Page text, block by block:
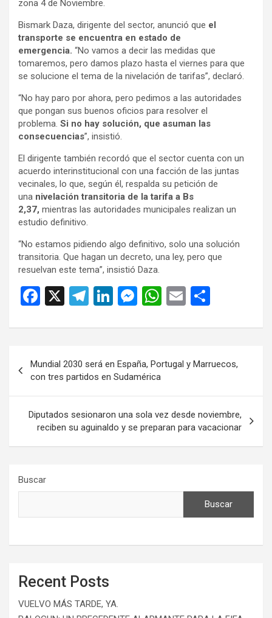
zona 4 de Noviembre.
Bismark Daza, dirigente del sector, anunció que el
transporte se encuentra en estado de
emergencia. “No vamos a decir las medidas que
tomaremos, pero damos plazo hasta el viernes para que
se solucione el tema de la nivelación de tarifas”, declaró.
“No hay paro por ahora, pero pedimos a las autoridades
que pongan sus buenos oficios para resolver el
problema. Si no hay solución, que asuman las
consecuencias”, insistió.
El dirigente también recordó que el sector cuenta con un
acuerdo interinstitucional con una facción de las juntas
vecinales, lo que, según él, respalda su petición de
una nivelación transitoria de la tarifa a Bs
2,37, mientras las autoridades municipales realizan un
estudio definitivo.
“No estamos pidiendo algo definitivo, solo una solución
transitoria. Que hagan un decreto, una ley, pero que
resuelvan este tema”, insistió Daza.
F
ce
o
o
k
X
T
e
gr
a
m
Li
ke
dI
n
M
se
n
g
er
W
at
A
p
p
E
ail m
ar
tir
de
entradas
Mundial 2030 será en España, Portugal y Marruecos,
con tres partidos en Sudamérica
Diputados sesionaron una sola vez desde noviembre,
reciben su aguinaldo y se preparan para vacacionar
Buscar
Buscar
Recent Posts
VUELVO MÁS TARDE, YA.